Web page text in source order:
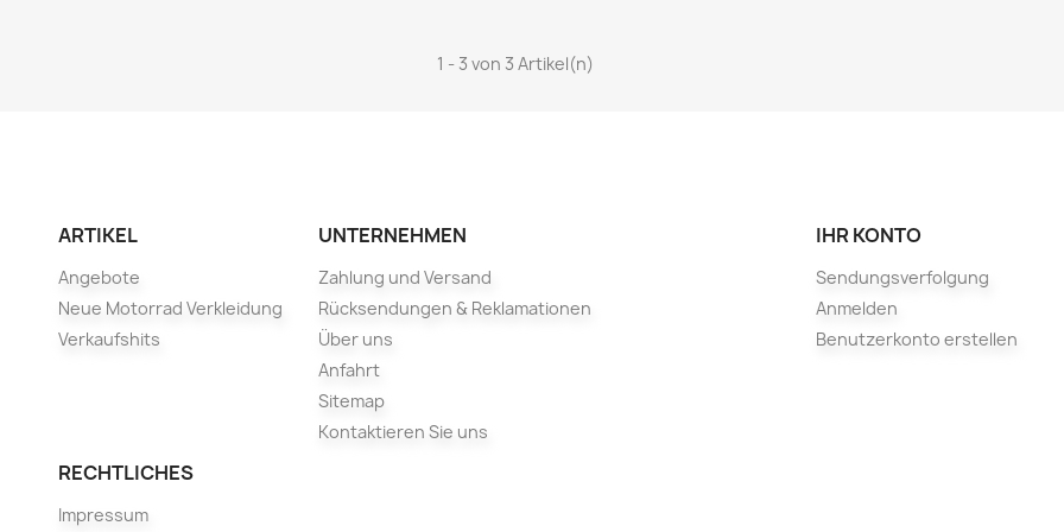
1 - 3 von 3 Artikel(n)
ARTIKEL
Angebote
Neue Motorrad Verkleidung
Verkaufshits
UNTERNEHMEN
Zahlung und Versand
Rücksendungen & Reklamationen
Über uns
Anfahrt
Sitemap
Kontaktieren Sie uns
RECHTLICHES
Impressum
IHR KONTO
Sendungsverfolgung
Anmelden
Benutzerkonto erstellen